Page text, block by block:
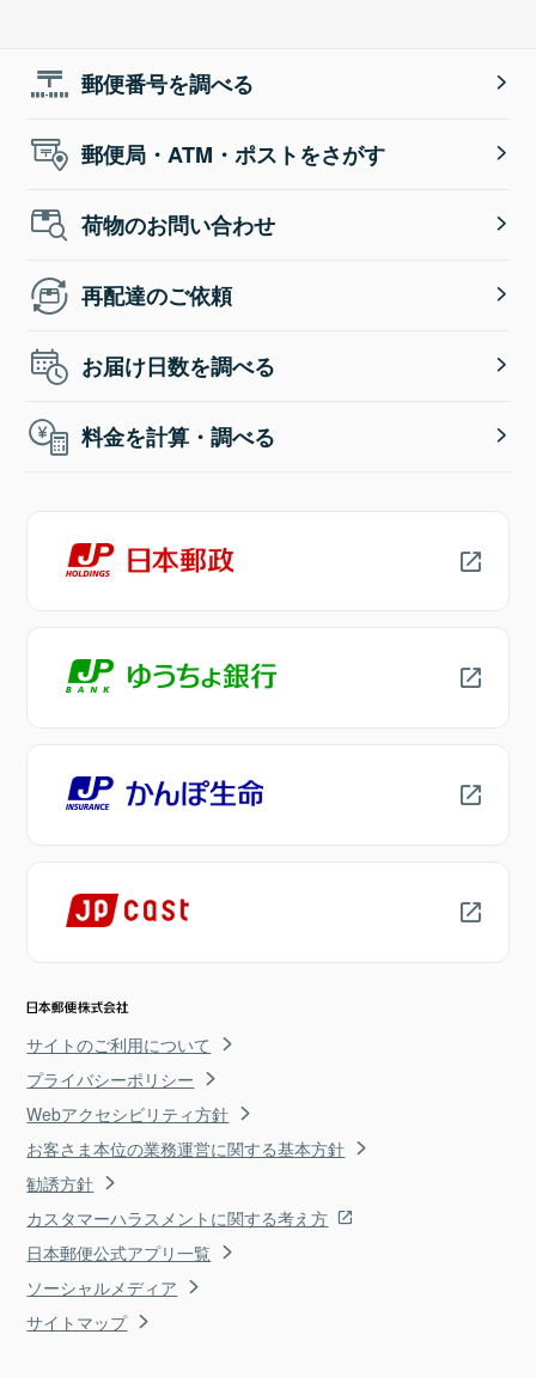
郵便番号を調べる
郵便局・ATM・ポストをさがす
荷物のお問い合わせ
再配達のご依頼
お届け日数を調べる
料金を計算・調べる
サイトのご利用について
プライバシーポリシー
Webアクセシビリティ方針
お客さま本位の業務運営に関する基本方針
勧誘方針
カスタマーハラスメントに関する考え方
日本郵便公式アプリ一覧
ソーシャルメディア
サイトマップ